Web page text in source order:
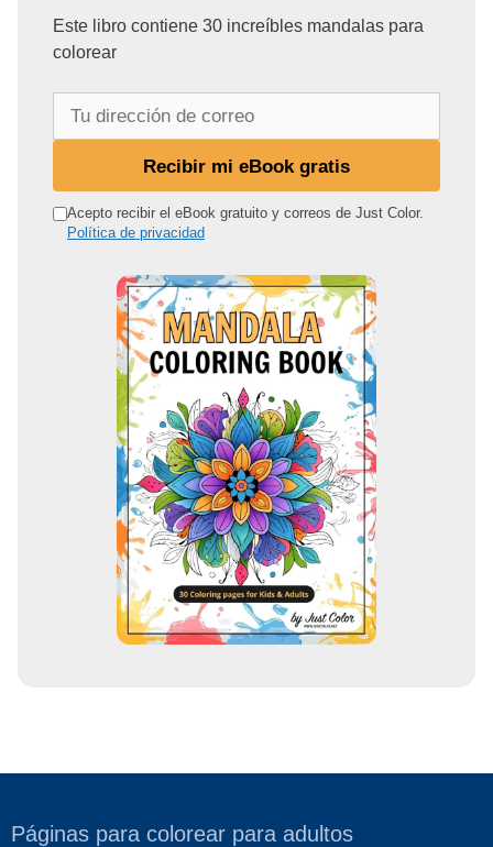
Este libro contiene 30 increíbles mandalas para
colorear
r
Recibir mi eBook gratis
Acepto recibir el eBook gratuito y correos de Just Color.
Política de privacidad
Páginas para colorear para adultos